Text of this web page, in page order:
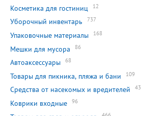
Косметика для гостиниц 12
Уборочный инвентарь 737
Упаковочные материалы 168
Мешки для мусора 86
Автоаксессуары 68
Товары для пикника, пляжа и бани 109
Средства от насекомых и вредителей 43
Коврики входные 96